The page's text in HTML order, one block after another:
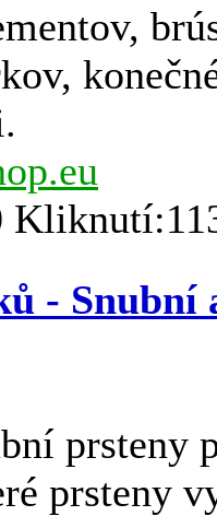
- Snubní
prsteny
prsteny